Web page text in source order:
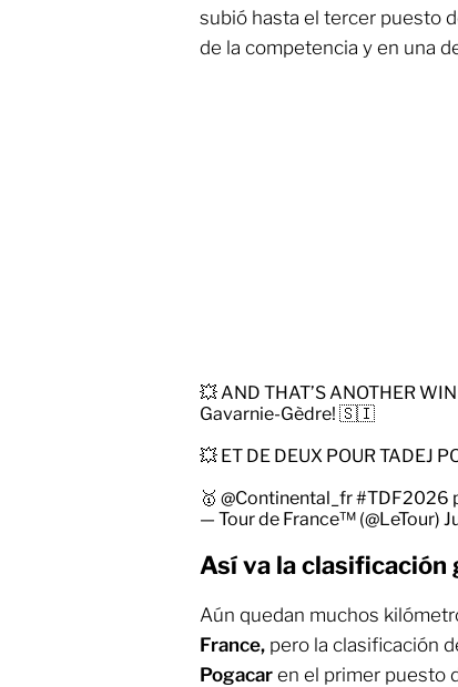
subió hasta el tercer puesto
de la competencia y en una
💥 AND THAT’S ANOTHER
Gavarnie-Gèdre! 🇸🇮
💥 ET DE DEUX POUR TADEJ
🥇 @Continental_fr#TDF2026
— Tour de France™ (@LeTour)
Así va la clasificación
Aún quedan muchos
France, pero la clasificación
Pogacar en el primer puesto